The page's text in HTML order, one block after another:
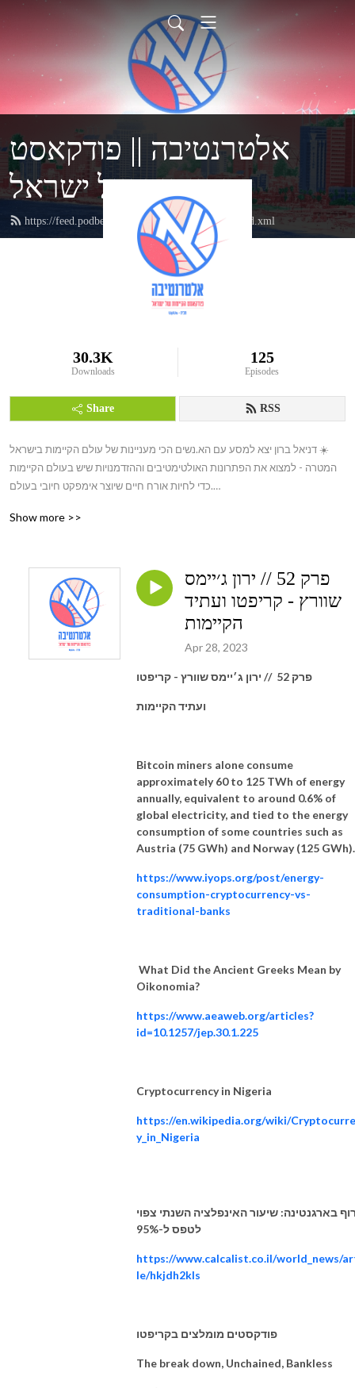
אלטרנטיבה || פודקאסט
הקיימות של ישראל
https://feed.podbean.com/AlternativaByuptous/feed.xml
30.3K
Downloads
125
Episodes
Share RSS
דניאל ברון יצא למסע עם הא.נשים הכי מעניינות של עולם הקיימות בישראל ☀️
המטרה - למצוא את הפתרונות האולטימטיבים וההזדמנויות שיש בעולם הקיימות
כדי לחיות אורח חיים שיוצר אימפקט חיובי בעולם.
👊 קיימות היא תפיסה הוליסטית שניתנת ליישום בכל תחום. בפודקאסט אחשוף
פוליטיקה ועוד, לשיחה אותנטית על כל מה שחשוב.👊
יחד נחקור אורח חיים חדש, בריא ומקיים. איך אפשר להפוך את המציאות שלנו
בואו לקבוצה - הכל על קיימות אורבנית -
https://www.facebook.com/groups/522418525225810
אלטרנטיבה - הפודקאסט של Up to Us - כאן - https://linktr.ee/Uptous.tlv
Show more >>
פרק 52 // ירון ג׳יימס
שוורץ - קריפטו ועתיד
הקיימות
Apr 28, 2023
פרק 52 // ירון ג׳יימס שוורץ - קריפטו
ועתיד הקיימות
Bitcoin miners alone consume
approximately 60 to 125 TWh of energy
annually, equivalent to around 0.6% of
global electricity, and tied to the energy
consumption of some countries such as
Austria (75 GWh) and Norway (125
https://www.iyops.org/post/energy-
consumption-cryptocurrency-vs-
traditional-banks
What Did the Ancient Greeks Mean by
Oikonomia?
https://www.aeaweb.org/articles?
id=10.1257/jep.30.1.225
Cryptocurrency in Nigeria
https://en.wikipedia.org/wiki/
y_in_Nigeria
בארגנטינה: שיעור האינפלציה השנתי צפוי
לטפס ל-95%
https://www.calcalist.co.il/world_news/
le/hkjdh2kls
פודקסטים מומלצים בקריפטו
The break down, Unchained, Bankless